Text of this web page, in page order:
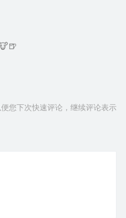
您下次快速评论，继续评论表示